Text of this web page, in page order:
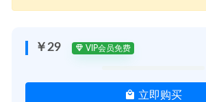
￥29 VIP会员免费
立即购买